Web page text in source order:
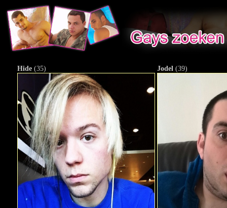
Hide (35) Jodel (39)